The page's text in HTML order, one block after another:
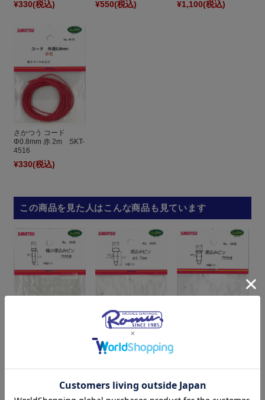
¥330(税込) ¥550(税込) ¥1,100(税込)
さかつう コード
Φ0.8mm 赤 2m SKT-
4516
¥330(税込)
この商品を見た人はこんな商品も見ています
¥935(税込)
さかつう 埋め込みピ
ン 穴なし φ0.75mm
10個入 SKT-4449
¥550(税込) ¥550(税込)